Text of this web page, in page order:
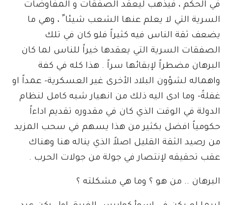
في الحكم ، فيذهب ليعقد الصفقات و المفاوضات
السرية التي لا يعلم عنها الشعب شيئا ً ، وهي ما
يضعف ثقة الناس فيه كثيراً فلو كان في تلك
الصفقات السرية التي يعقدها خيراً للناس لما كان
البرهان مضطراً لإبقائها سراً . هذا كله في كفة
واهماله لشؤون البلاد الأخرى غير العسكرية- عمداً او
غفلةً- وما ادى اليه ذلك من انهيار شبه كامل لنظام
الدولة في الوقت الذي كان في مقدوره تقديم اداءاً
حكومياً افضل بكثير من هذا يسهم في سحب المزيد
من رصيد الثقة القليل اصلاً الذي يناله هنا وهناك
عقب تحقيقه لإنتصار في جولة من جولات الحرب .
البرهان .. من هو ؟ وما هي مشكلته ؟